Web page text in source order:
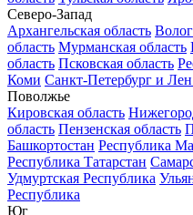
Северо-Запад
Архангельская область
область Мурманская область
область Псковская область
Коми Санкт-Петербург и
Поволжье
Кировская область
область Пензенская область
Башкортостан Республика
Республика Татарстан
Удмуртская Республика
Республика
Юг